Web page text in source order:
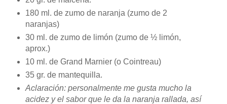
180 ml. de zumo de naranja (zumo de 2
naranjas)
30 ml. de zumo de limón (zumo de ½ limón,
aprox.)
10 ml. de Grand Marnier (o Cointreau)
35 gr. de mantequilla.
Aclaración: personalmente me gusta mucho la
acidez y el sabor que le da la naranja rallada, así